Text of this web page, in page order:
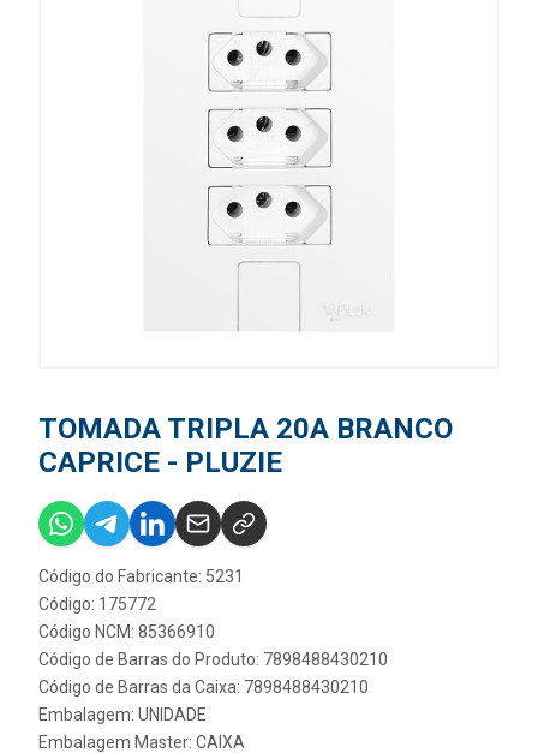
TOMADA TRIPLA 20A BRANCO
CAPRICE - PLUZIE
Código do Fabricante: 5231
Código: 175772
Código NCM: 85366910
Código de Barras do Produto: 7898488430210
Código de Barras da Caixa: 7898488430210
Embalagem: UNIDADE
Embalagem Master: CAIXA